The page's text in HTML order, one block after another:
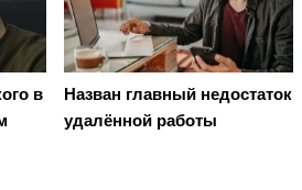
в
Назван главный недостаток
удалённой работы